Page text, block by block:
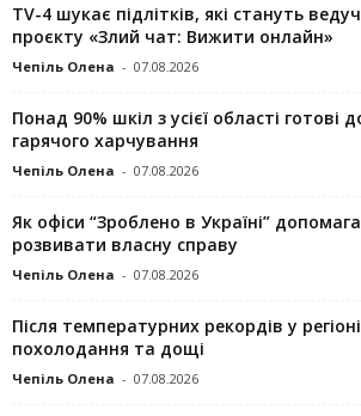
TV-4 шукає підлітків, які стануть
проєкту «Злий чат: Вижити онлайн»
Чепіль Олена - 07.08.2026
Понад 90% шкіл з усієї області
гарячого харчування
Чепіль Олена - 07.08.2026
Як офіси “Зроблено в Україні”
розвивати власну справу
Чепіль Олена - 07.08.2026
Після температурних рекордів у
похолодання та дощі
Чепіль Олена - 07.08.2026